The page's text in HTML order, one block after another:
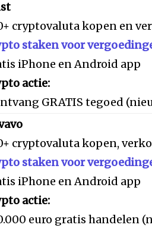
cryptovaluta kopen en
staken voor
iPhone en Android app
actie:
GRATIS tegoed
cryptovaluta kopen,
staken voor
iPhone en Android app
actie:
euro gratis handelen